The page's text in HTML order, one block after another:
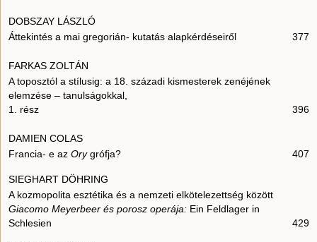
DOBSZAY LÁSZLÓ
Áttekintés a mai gregorián- kutatás alapkérdéseiről
377
FARKAS ZOLTÁN
A toposztól a stílusig: a 18. századi kismesterek zenéjének
elemzése – tanulságokkal,
1. rész
396
DAMIEN COLAS
Francia- e az Orygrófja? 407
SIEGHART DÖHRING
A kozmopolita esztétika és a nemzeti elkötelezettség között
Giacomo Meyerbeer és porosz operája: Ein Feldlager in
Schlesien
429